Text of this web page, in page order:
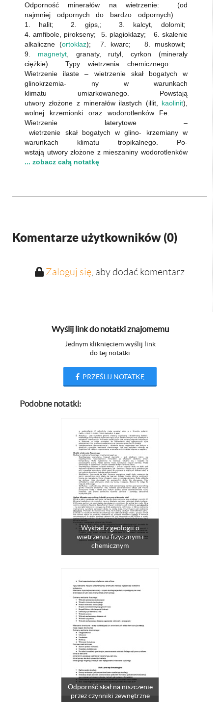
Odporność minerałów na wietrzenie: (od
najmniej odpornych do bardzo odpornych)
1. halit; 2. gips,; 3. kalcyt, dolomit;
4. amfibole, pirokseny; 5. plagioklazy; 6. skalenie
alkaliczne (ortoklaz); 7. kwarc; 8. muskowit;
9. magnetyt, granaty, rutyl, cyrkon (minerały
ciężkie). Typy wietrzenia chemicznego:
Wietrzenie ilaste – wietrzenie skał bogatych w
glinokrzemia- ny w warunkach
klimatu umiarkowanego. Powstają
utwory złożone z minerałów ilastych (illit, kaolinit),
wolnej krzemionki oraz wodorotlenków Fe.
Wietrzenie laterytowe –
wietrzenie skał bogatych w glino- krzemiany w
warunkach klimatu tropikalnego. Po-
wstają utwory złożone z mieszaniny wodorotlenków
... zobacz całą notatkę
Komentarze użytkowników (0)
Zaloguj się, aby dodać komentarz
Wyślij link do notatki znajomemu
Jednym kliknięciem wyślij link
do tej notatki
PRZEŚLIJ NOTATKĘ
Podobne notatki:
Wykład z geologii o
wietrzeniu fizycznym i
chemicznym
Odpornść skał na niszczenie
przez czynniki zewnętrzne